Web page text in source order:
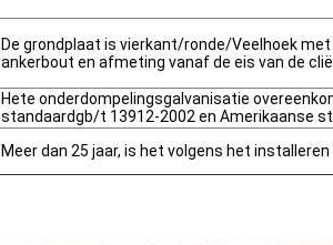
De grondplaat is vierkant/ronde/Veelhoek
ankerbout en afmeting vanaf de eis van de
Hete onderdompelingsgalvanisatie
standaardgb/t 13912-2002 en Amerikaanse
Meer dan 25 jaar, is het volgens het installeren